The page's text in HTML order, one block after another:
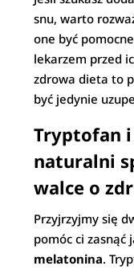
snu, warto
one być
lekarzem przed
zdrowa dieta to
być jedynie
Tryptofan
naturalni
walce o
Przyjrzyjmy się
pomóc ci zasnąć
melatonina.